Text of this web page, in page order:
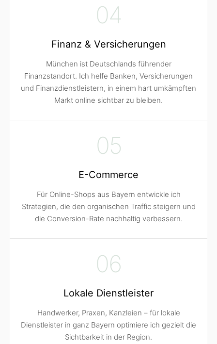
04
Finanz & Versicherungen
München ist Deutschlands führender
Finanzstandort. Ich helfe Banken, Versicherungen
und Finanzdienstleistern, in einem hart umkämpften
Markt online sichtbar zu bleiben.
05
E-Commerce
Für Online-Shops aus Bayern entwickle ich
Strategien, die den organischen Traffic steigern und
die Conversion-Rate nachhaltig verbessern.
06
Lokale Dienstleister
Handwerker, Praxen, Kanzleien – für lokale
Dienstleister in ganz Bayern optimiere ich gezielt die
Sichtbarkeit in der Region.